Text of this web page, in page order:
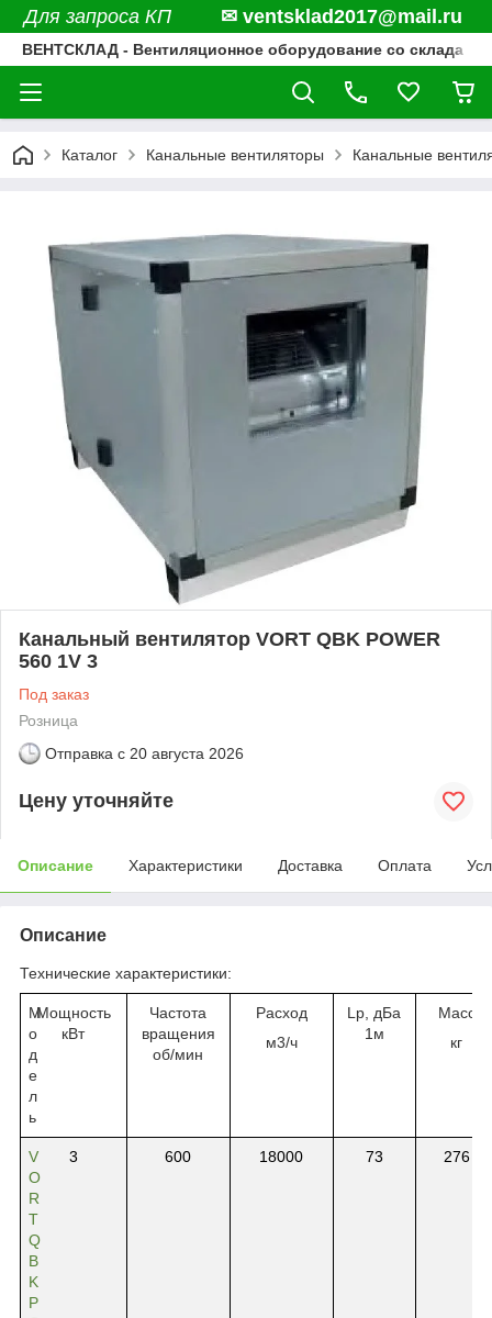
Для запроса КП ✉ ventsklad2017@mail.ru
ВЕНТСКЛАД - Вентиляционное оборудование со склада
Каталог Канальные вентиляторы Канальные
Канальный вентилятор VORT QBK POWER
560 1V 3
Под заказ
Розница
Отправка с 20 августа 2026
Цену уточняйте
Описание Характеристики Доставка Оплата
Описание
Технические характеристики:
М
о
д
е
л
ь
Мощность
кВт
Частота
вращения
об/мин
Расход
м3/ч
Lp, дБа
1 м
Масс
кг
V
O
R
T
Q
B
K
P
3 600 18000 73 276